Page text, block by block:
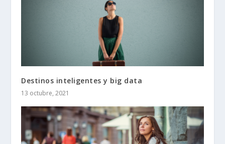
Destinos inteligentes y big data
13 octubre, 2021